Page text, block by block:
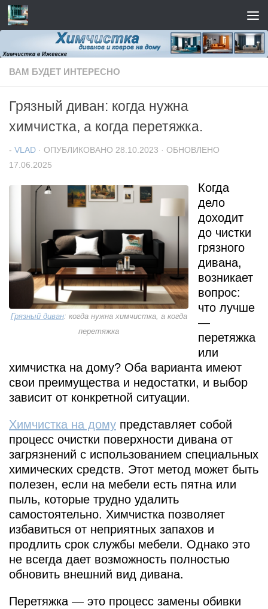
Перейти к содержимому
ВАМ БУДЕТ ИНТЕРЕСНО
Грязный диван: когда нужна
химчистка, а когда перетяжка.
- VLAD · ОПУБЛИКОВАНО 28.10.2023 · ОБНОВЛЕНО
17.06.2025
Грязный диван: когда нужна химчистка, а когда
перетяжка
Когда
дело
доходит
до чистки
грязного
дивана,
возникает
вопрос:
что лучше
—
перетяжка
или
химчистка на дому? Оба варианта имеют
свои преимущества и недостатки, и выбор
зависит от конкретной ситуации.
Химчистка на дому представляет собой
процесс очистки поверхности дивана от
загрязнений с использованием специальных
химических средств. Этот метод может быть
полезен, если на мебели есть пятна или
пыль, которые трудно удалить
самостоятельно. Химчистка позволяет
избавиться от неприятных запахов и
продлить срок службы мебели. Однако это
не всегда дает возможность полностью
обновить внешний вид дивана.
Перетяжка — это процесс замены обивки